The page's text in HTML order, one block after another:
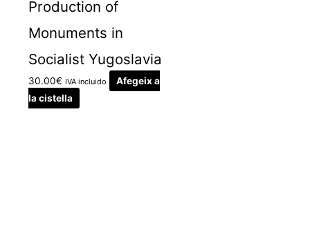
Production of
Monuments in
Socialist Yugoslavia
30.00€ IVA incluido
Afegeix a
la cistella